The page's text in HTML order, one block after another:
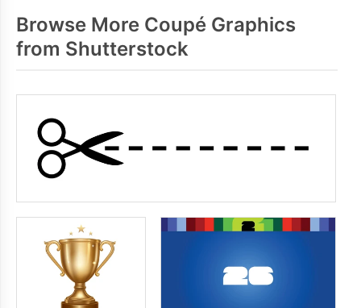
Browse More Coupé Graphics
from Shutterstock